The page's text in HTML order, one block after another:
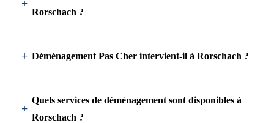
Rorschach ?
Déménagement Pas Cher intervient-il à Rorschach ?
Quels services de déménagement sont disponibles à
Rorschach ?